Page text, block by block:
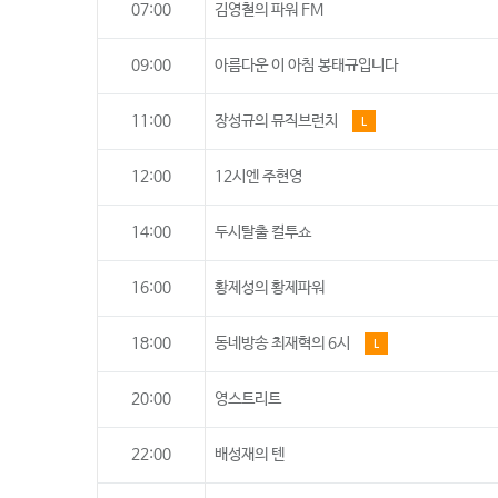
07:00 김영철의 파워 FM
09:00 아름다운 이 아침 봉태규입니다
11:00 장성규의 뮤직브런치 L
12:00 12시엔 주현영
14:00 두시탈출 컬투쇼
16:00 황제성의 황제파워
18:00 동네방송 최재혁의 6시 L
20:00 영스트리트
22:00 배성재의 텐